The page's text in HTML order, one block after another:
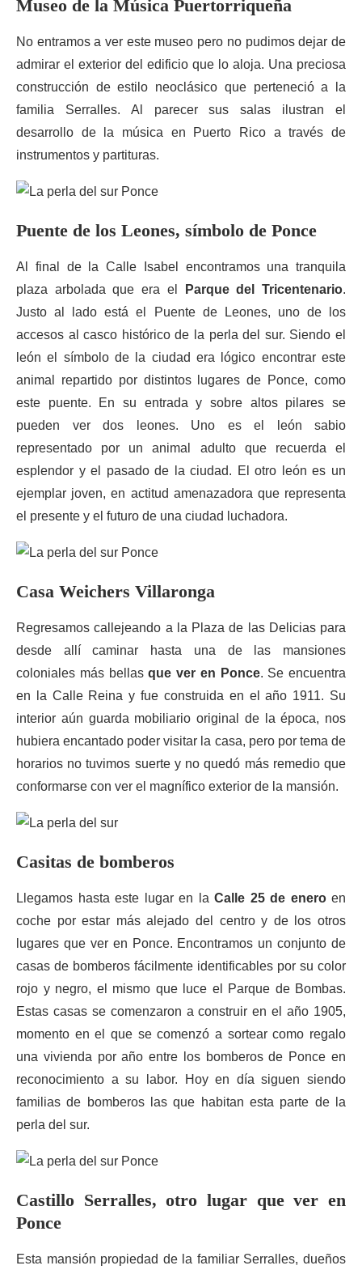
Museo de la Música Puertorriqueña
No entramos a ver este museo pero no pudimos dejar de
admirar el exterior del edificio que lo aloja. Una preciosa
construcción de estilo neoclásico que perteneció a la
familia Serralles. Al parecer sus salas ilustran el
desarrollo de la música en Puerto Rico a través de
instrumentos y partituras.
Puente de los Leones, símbolo de Ponce
Al final de la Calle Isabel encontramos una tranquila
plaza arbolada que era el
Parque del Tricentenario.
Justo al lado está el Puente de Leones, uno de los
accesos al casco histórico de la perla del sur. Siendo el
león el símbolo de la ciudad era lógico encontrar este
animal repartido por distintos lugares de Ponce, como
este puente. En su entrada y sobre altos pilares se
pueden ver dos leones. Uno es el león sabio
representado por un animal adulto que recuerda el
esplendor y el pasado de la ciudad. El otro león es un
ejemplar joven, en actitud amenazadora que representa
el presente y el futuro de una ciudad luchadora.
Casa Weichers Villaronga
Regresamos callejeando a la Plaza de las Delicias para
desde allí caminar hasta una de las mansiones
coloniales más bellasque ver en Ponce. Se encuentra
en la Calle Reina y fue construida en el año 1911. Su
interior aún guarda mobiliario original de la época, nos
hubiera encantado poder visitar la casa, pero por tema de
horarios no tuvimos suerte y no quedó más remedio que
conformarse con ver el magnífico exterior de la mansión.
Casitas de bomberos
Llegamos hasta este lugar en la Calle 25 de eneroen
coche por estar más alejado del centro y de los otros
lugares que ver en Ponce. Encontramos un conjunto de
casas de bomberos fácilmente identificables por su color
rojo y negro, el mismo que luce el Parque de Bombas.
Estas casas se comenzaron a construir en el año 1905,
momento en el que se comenzó a sortear como regalo
una vivienda por año entre los bomberos de Ponce en
reconocimiento a su labor. Hoy en día siguen siendo
familias de bomberos las que habitan esta parte de la
perla del sur.
Castillo Serralles, otro lugar que ver en
Ponce
Esta mansión propiedad de la familiar Serralles, dueños